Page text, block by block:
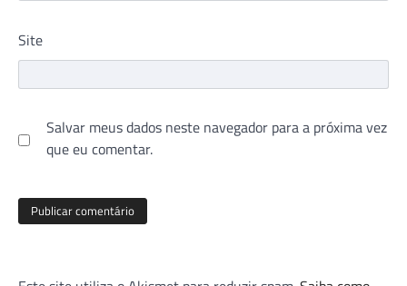
Site
Salvar meus dados neste navegador para a próxima vez
que eu comentar.